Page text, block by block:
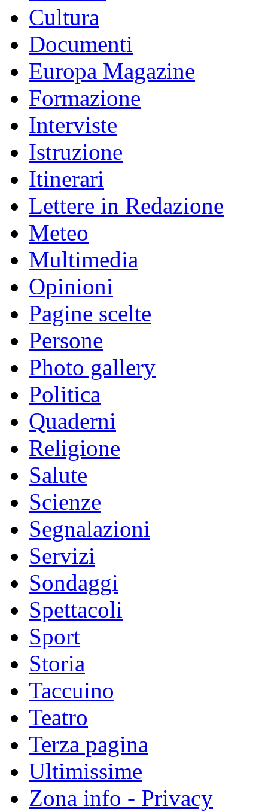
Cultura
Documenti
Europa Magazine
Formazione
Interviste
Istruzione
Itinerari
Lettere in Redazione
Meteo
Multimedia
Opinioni
Pagine scelte
Persone
Photo gallery
Politica
Quaderni
Religione
Salute
Scienze
Segnalazioni
Servizi
Sondaggi
Spettacoli
Sport
Storia
Taccuino
Teatro
Terza pagina
Ultimissime
Zona info - Privacy